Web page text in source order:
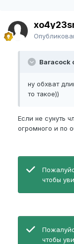
Baracock
ну обхват
то такое))
Если не сунуть
огромного и по
чтобы
чтобы